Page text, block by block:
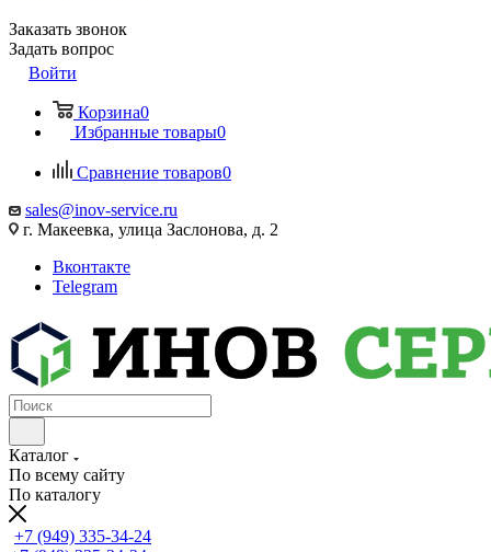
Заказать звонок
Задать вопрос
Войти
Корзина0
Избранные товары0
Сравнение товаров0
sales@inov-service.ru
г. Макеевка, улица Заслонова, д. 2
Вконтакте
Telegram
Каталог
По всему сайту
По каталогу
+7 (949) 335-34-24